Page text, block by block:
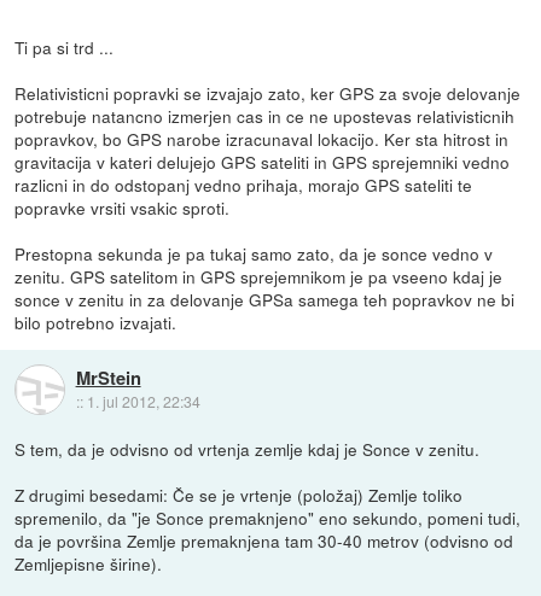
Ti pa si trd ...
Relativisticni popravki se izvajajo zato, ker GPS za svoje delovanje
potrebuje natancno izmerjen cas in ce ne upostevas relativisticnih
popravkov, bo GPS narobe izracunaval lokacijo. Ker sta hitrost in
gravitacija v kateri delujejo GPS sateliti in GPS sprejemniki vedno
razlicni in do odstopanj vedno prihaja, morajo GPS sateliti te
popravke vrsiti vsakic sproti.
Prestopna sekunda je pa tukaj samo zato, da je sonce vedno v
zenitu. GPS satelitom in GPS sprejemnikom je pa vseeno kdaj je
sonce v zenitu in za delovanje GPSa samega teh popravkov ne bi
bilo potrebno izvajati.
MrStein
:: 1. jul 2012, 22:34
S tem, da je odvisno od vrtenja zemlje kdaj je Sonce v zenitu.
Z drugimi besedami: Če se je vrtenje (položaj) Zemlje toliko
spremenilo, da "je Sonce premaknjeno" eno sekundo, pomeni tudi,
da je površina Zemlje premaknjena tam 30-40 metrov (odvisno od
Zemljepisne širine).